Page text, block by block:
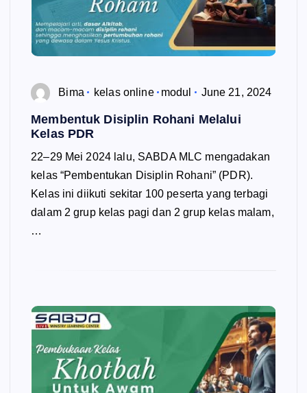
Bima kelas online modul June 21, 2024
Membentuk Disiplin Rohani Melalui
Kelas PDR
22–29 Mei 2024 lalu, SABDA MLC mengadakan
kelas “Pembentukan Disiplin Rohani” (PDR).
Kelas ini diikuti sekitar 100 peserta yang terbagi
dalam 2 grup kelas pagi dan 2 grup kelas malam,
…